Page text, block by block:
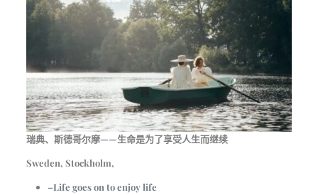
瑞典、斯德哥尔摩——生命是为了享受人生而继续
Sweden, Stockholm,
–Life goes on to enjoy life